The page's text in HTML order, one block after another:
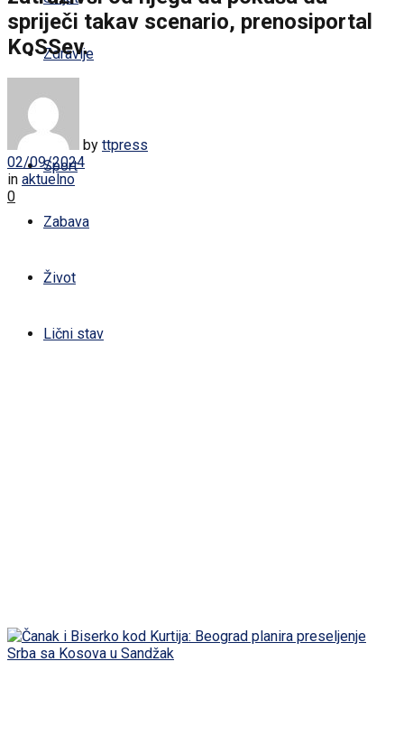
Zdravlje
Žena
Sport
Zabava
Život
Lični stav
spriječi takav scenario, prenosiportal
KoSSev.
by ttpress
02/09/2024
in aktuelno
0